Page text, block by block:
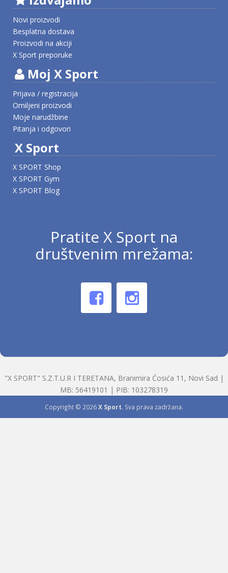
Novi proizvodi
Besplatna dostava
Proizvodi na akciji
X Sport preporuke
Moj X Sport
Prijava / registracija
Omiljeni proizvodi
Moje narudžbine
Pitanja i odgovori
X Sport
X SPORT Shop
X SPORT Gym
X SPORT Blog
Pratite X Sport na
društvenim mrežama:
"X SPORT" S.Z.T.U.R I TERETANA, Branimira Ćosića 11, Novi Sad |
MB: 56419101 | PIB: 103278319
Copyright © 2026X Sport. Sva prava zadržana.